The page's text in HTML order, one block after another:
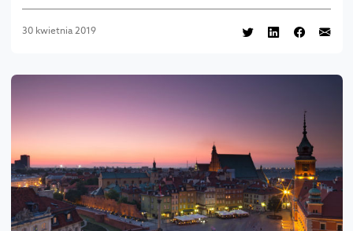
30 kwietnia 2019